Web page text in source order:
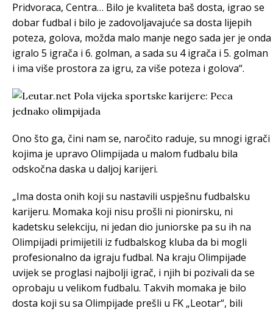
Pridvoraca, Centra… Bilo je kvaliteta baš dosta, igrao se
dobar fudbal i bilo je zadovoljavajuće sa dosta lijepih
poteza, golova, možda malo manje nego sada jer je onda
igralo 5 igrača i 6. golman, a sada su 4 igrača i 5. golman
i ima više prostora za igru, za više poteza i golova“.
Ono što ga, čini nam se, naročito raduje, su mnogi igrači
kojima je upravo Olimpijada u malom fudbalu bila
odskočna daska u daljoj karijeri.
„Ima dosta onih koji su nastavili uspješnu fudbalsku
karijeru. Momaka koji nisu prošli ni pionirsku, ni
kadetsku selekciju, ni jedan dio juniorske pa su ih na
Olimpijadi primijetili iz fudbalskog kluba da bi mogli
profesionalno da igraju fudbal. Na kraju Olimpijade
uvijek se proglasi najbolji igrač, i njih bi pozivali da se
oprobaju u velikom fudbalu. Takvih momaka je bilo
dosta koji su sa Olimpijade prešli u FK „Leotar“, bili